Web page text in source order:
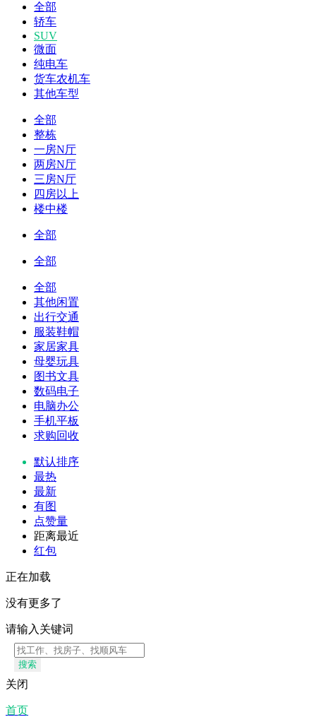
全部
轿车
SUV
微面
纯电车
货车农机车
其他车型
全部
整栋
一房N厅
两房N厅
三房N厅
四房以上
楼中楼
全部
全部
全部
其他闲置
出行交通
服装鞋帽
家居家具
母婴玩具
图书文具
数码电子
电脑办公
手机平板
求购回收
默认排序
最热
最新
有图
点赞量
距离最近
红包
正在加载
没有更多了
请输入关键词
搜索
关闭
首页